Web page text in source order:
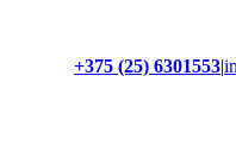
+375 (25) 6301553|